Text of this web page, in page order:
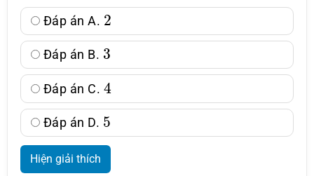
Đáp án A.
2
Đáp án B.
3
Đáp án C.
4
Đáp án D.
5
Hiện giải thích